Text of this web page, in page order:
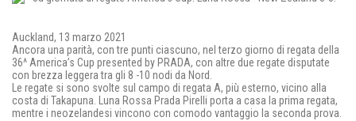
Auckland, 13 marzo 2021
Ancora una parità, con tre punti ciascuno, nel terzo giorno di regata della
36^ America’s Cup presented by PRADA, con altre due regate disputate
con brezza leggera tra gli 8 -10 nodi da Nord.
Le regate si sono svolte sul campo di regata A, più esterno, vicino alla
costa di Takapuna. Luna Rossa Prada Pirelli porta a casa la prima regata,
mentre i neozelandesi vincono con comodo vantaggio la seconda prova.